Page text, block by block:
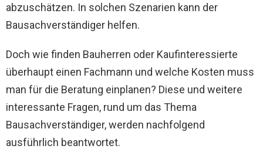
abzuschätzen. In solchen Szenarien kann der
Bausachverständiger helfen.
Doch wie finden Bauherren oder Kaufinteressierte
überhaupt einen Fachmann und welche Kosten muss
man für die Beratung einplanen? Diese und weitere
interessante Fragen, rund um das Thema
Bausachverständiger, werden nachfolgend
ausführlich beantwortet.